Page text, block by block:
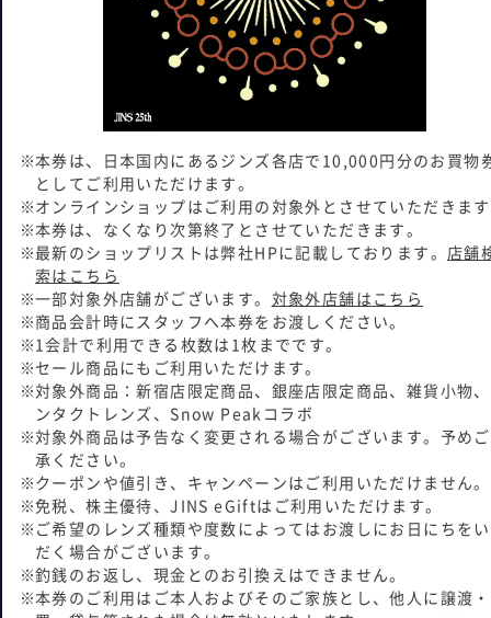
本券は、日本国内にあるジンズ各店で10,000円分のお買物
としてご利用いただけます。
オンラインショップはご利用の対象外とさせていただきま
本券は、なくなり次第終了とさせていただきます。
最新のショップリストは弊社HPに記載しております。 店舗
索はこちら
一部対象外店舗がございます。 対象外店舗はこちら
商品会計時にスタッフへ本券をお渡しください。
1会計で利用できる枚数は1枚までです。
セール商品にもご利用いただけます。
対象外商品：新宿店限定商品、銀座店限定商品、雑貨小物
ンタクトレンズ、Snow Peakコラボ
対象外商品は予告なく変更される場合がございます。予め
承ください。
クーポンや値引き、キャンペーンはご利用いただけません。
免税、株主優待、JINS eGiftはご利用いただけます。
ご希望のレンズ種類や度数によってはお渡しにお日にちを
だく場合がございます。
釣銭のお返し、現金とのお引換えはできません。
本券のご利用はご本人およびそのご家族とし、他人に譲渡